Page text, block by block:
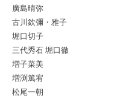
廣島晴弥
古川欽彌・雅子
堀口切子
三代秀石 堀口徹
増子菜美
増渕篤宥
松尾一朝